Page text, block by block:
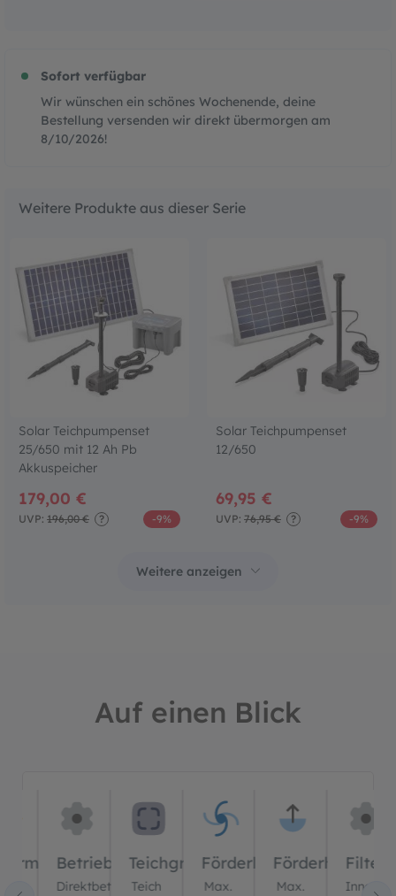
Sofort verfügbar
Wir wünschen ein schönes Wochenende, deine
Bestellung versenden wir direkt übermorgen am
8/10/2026!
Weitere Produkte aus dieser Serie
Solar Teichpumpenset
25/650 mit 12 Ah Pb
Akkuspeicher
179,00 €
UVP: 196,00 € ? -9%
Solar Teichpumpenset
12/650
69,95 €
UVP: 76,95 € ? -9%
Auf einen Blick
Betriebsart
Direktbetrieb
Teichgröße
Teich
Förderleistung
Max.
Förderhöhe
Max.